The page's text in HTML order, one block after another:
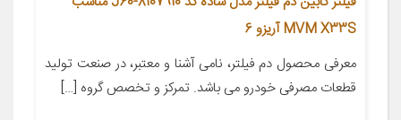
MVM X33S آریزو 6
معرفی محصول دم فیلتر، نامی آشنا و معتبر، در صنعت تولید
قطعات مصرفی خودرو می باشد. تمرکز و تخصص گروه […]